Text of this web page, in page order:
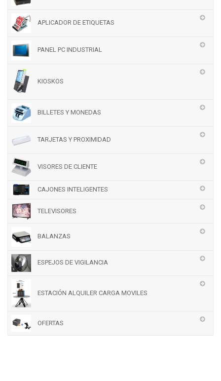
APLICADOR DE ETIQUETAS
PANEL PC INDUSTRIAL
KIOSKOS
BILLETES Y MONEDAS
TARJETAS Y PROXIMIDAD
VISORES DE CLIENTE
CAJONES INTELIGENTES
TELEVISORES
BALANZAS
ESPEJOS DE VIGILANCIA
ESTACIÓN ALQUILER CARGA MOVILES
OFERTAS